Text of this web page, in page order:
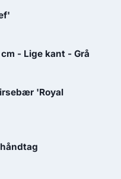
- Lige kant - Grå
'Royal